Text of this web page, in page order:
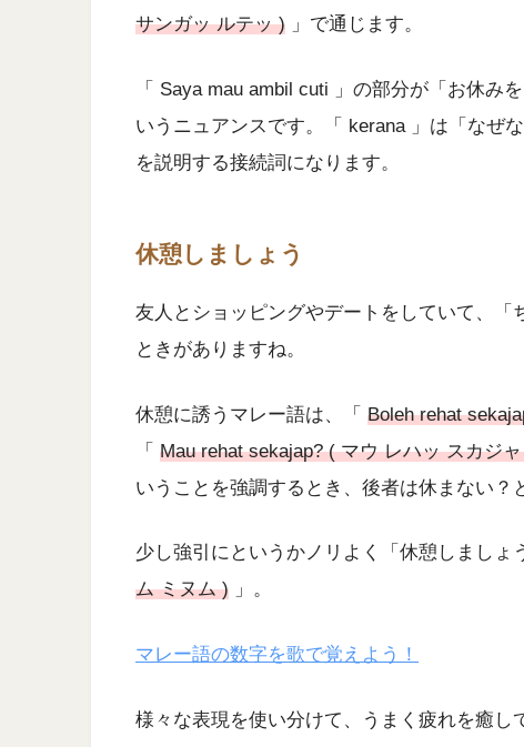
サンガッ ルテッ ) 」で通じます。
「 Saya mau ambil cuti 」の部分が「お休み
いうニュアンスです。「 kerana 」は「なぜ
を説明する接続詞になります。
休憩しましょう
友人とショッピングやデートをしていて、
ときがありますね。
休憩に誘うマレー語は、「 Boleh rehat
「 Mau rehat sekajap? ( マウ レハッ スカジ
いうことを強調するとき、後者は休まない？
少し強引にというかノリよく「休憩しましょ
ム ミヌム ) 」。
マレー語の数字を歌で覚えよう！
様々な表現を使い分けて、うまく疲れを癒し